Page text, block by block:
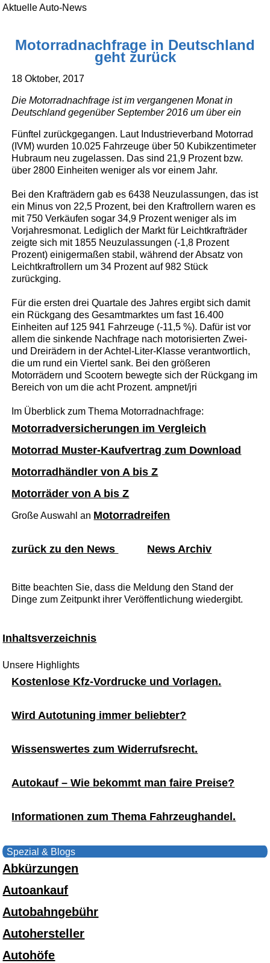
Aktuelle Auto-News
Motorradnachfrage in Deutschland
geht zurück
18 Oktober, 2017
Die Motorradnachfrage ist im vergangenen Monat in
Deutschland gegenüber September 2016 um über ein
Fünftel zurückgegangen. Laut Industrieverband Motorrad
(IVM) wurden 10.025 Fahrzeuge über 50 Kubikzentimeter
Hubraum neu zugelassen. Das sind 21,9 Prozent bzw.
über 2800 Einheiten weniger als vor einem Jahr.
Bei den Krafträdern gab es 6438 Neuzulassungen, das ist
ein Minus von 22,5 Prozent, bei den Kraftrollern waren es
mit 750 Verkäufen sogar 34,9 Prozent weniger als im
Vorjahresmonat. Lediglich der Markt für Leichtkrafträder
zeigte sich mit 1855 Neuzulassungen (-1,8 Prozent
Prozent) einigermaßen stabil, während der Absatz von
Leichtkraftrollern um 34 Prozent auf 982 Stück
zurückging.
Für die ersten drei Quartale des Jahres ergibt sich damit
ein Rückgang des Gesamtmarktes um fast 16.400
Einheiten auf 125 941 Fahrzeuge (-11,5 %). Dafür ist vor
allem die sinkende Nachfrage nach motorisierten Zwei-
und Dreirädern in der Achtel-Liter-Klasse verantwortlich,
die um rund ein Viertel sank. Bei den größeren
Motorrädern und Scootern bewegte sich der Rückgang im
Bereich von um die acht Prozent. ampnet/jri
Im Überblick zum Thema Motorradnachfrage:
Motorradversicherungen im Vergleich
Motorrad Muster-Kaufvertrag zum Download
Motorradhändler von A bis Z
Motorräder von A bis Z
Große Auswahl an Motorradreifen
zurück zu den News News Archiv
Bitte beachten Sie, dass die Meldung den Stand der
Dinge zum Zeitpunkt ihrer Veröffentlichung wiedergibt.
Inhaltsverzeichnis
Unsere Highlights
Kostenlose Kfz-Vordrucke und Vorlagen.
Wird Autotuning immer beliebter?
Wissenswertes zum Widerrufsrecht.
Autokauf – Wie bekommt man faire Preise?
Informationen zum Thema Fahrzeughandel.
Spezial & Blogs
Abkürzungen
Autoankauf
Autobahngebühr
Autohersteller
Autohöfe